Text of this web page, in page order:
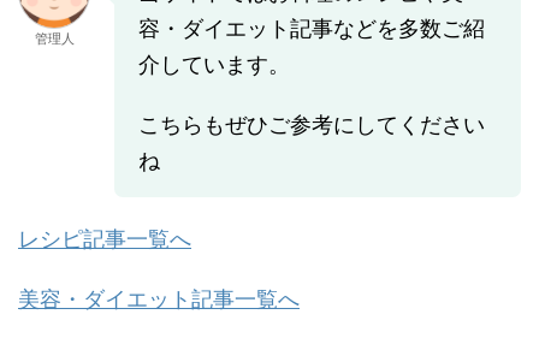
管理人
容・ダイエット記事などを多数ご紹
介しています。
こちらもぜひご参考にしてください
ね
レシピ記事一覧へ
美容・ダイエット記事一覧へ